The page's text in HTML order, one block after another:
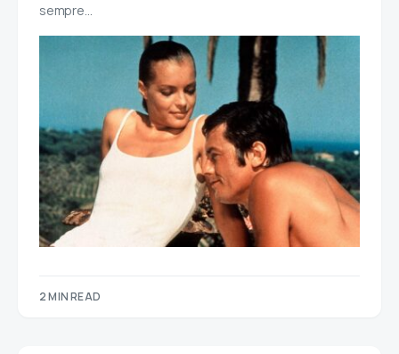
sempre…
2 MIN READ